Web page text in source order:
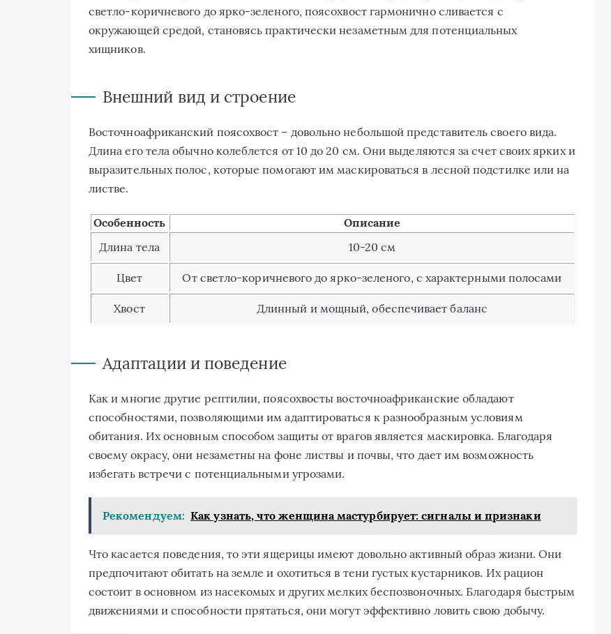
светло-коричневого до ярко-зеленого, поясохвост гармонично сливается с
окружающей средой, становясь практически незаметным для потенциальных
хищников.
Внешний вид и строение
Восточноафриканский поясохвост – довольно небольшой представитель своего вида.
Длина его тела обычно колеблется от 10 до 20 см. Они выделяются за счет своих ярких и
выразительных полос, которые помогают им маскироваться в лесной подстилке или на
листвe.
Особенность
Описание
Длина тела
10-20 см
Цвет От светло-коричневого до ярко-зеленого, с характерными полосами
Хвост Длинный и мощный, обеспечивает баланс
Адаптации и поведение
Как и многие другие рептилии, поясохвосты восточноафриканские обладают
способностями, позволяющими им адаптироваться к разнообразным условиям
обитания. Их основным способом защиты от врагов является маскировка. Благодаря
своему окрасу, они незаметны на фоне листвы и почвы, что дает им возможность
избегать встречи с потенциальными угрозами.
Рекомендуем: Как узнать, что женщина мастурбирует: сигналы и признаки
Что касается поведения, то эти ящерицы имеют довольно активный образ жизни. Они
предпочитают обитать на земле и охотиться в тени густых кустарников. Их рацион
состоит в основном из насекомых и других мелких беспозвоночных. Благодаря быстрым
движениями и способности прятаться, они могут эффективно ловить свою добычу.